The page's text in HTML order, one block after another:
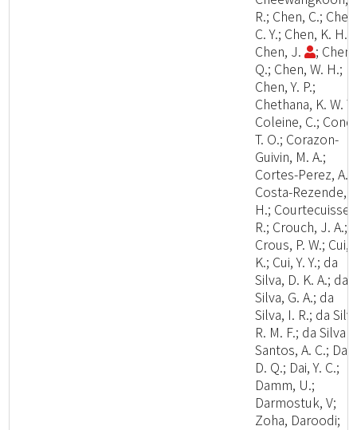
R.; Chen, C.;
C. Y.; Chen, K. H.;
Chen, J.
; Chen,
Q.; Chen, W. H.;
Chen, Y. P.;
Chethana, K. W.
Coleine, C.;
T. O.; Corazon-
Guivin, M. A.;
Cortes-Perez, A.;
Costa-Rezende,
H.; Courtecuisse,
R.; Crouch, J. A.;
Crous, P. W.; Cui,
K.; Cui, Y. Y.; da
Silva, D. K. A.; da
Silva, G. A.; da
Silva, I. R.; da
R. M. F.; da Silva
Santos, A. C.; Dai,
D. Q.; Dai, Y. C.;
Damm, U.;
Darmostuk, V;
Zoha, Daroodi;